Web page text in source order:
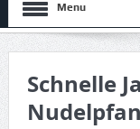
Menu
Schnelle